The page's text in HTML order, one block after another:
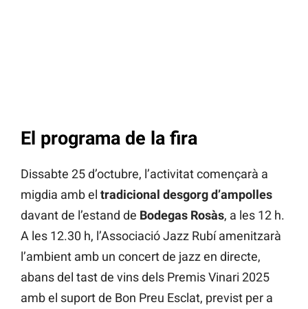
El programa de la fira
Dissabte 25 d’octubre, l’activitat començarà a
migdia amb el tradicional desgorg d’ampolles
davant de l’estand de Bodegas Rosàs, a les 12 h.
A les 12.30 h, l’Associació Jazz Rubí amenitzarà
l’ambient amb un concert de jazz en directe,
abans del tast de vins dels Premis Vinari 2025
amb el suport de Bon Preu Esclat, previst per a